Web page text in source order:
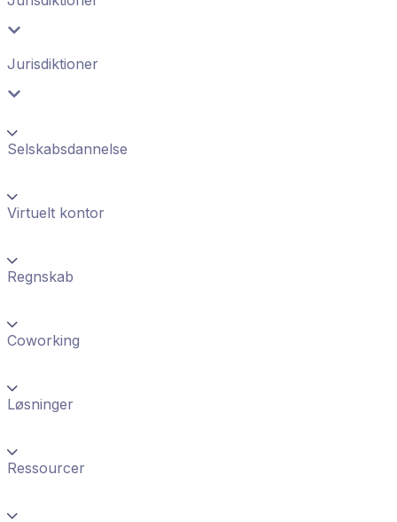
Jurisdiktioner
Selskabsdannelse
Virtuelt kontor
Regnskab
Coworking
Løsninger
Ressourcer